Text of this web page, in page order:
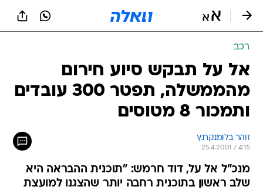
רכב
אל על תבקש סיוע חירום
מהממשלה, תפטר 300 עובדים
ותמכור 8 מטוסים
זוהר בלומנקרנץ
25.4.2001 / 4:15
מנכ"ל אל על, דוד חרמש: "תוכנית ההבראה היא
שלב ראשון בתוכנית רחבה יותר שהצגנו למועצת